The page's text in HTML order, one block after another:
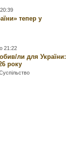
тепер у
21:22
ли для України:
року